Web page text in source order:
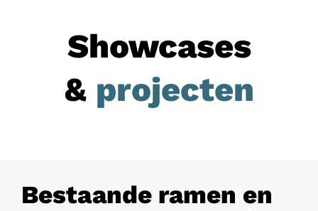
Showcases
& projecten
Bestaande ramen en